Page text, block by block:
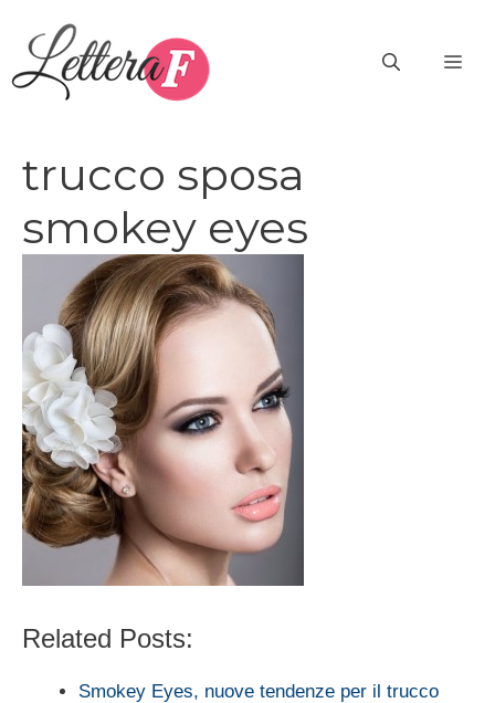
contenuto
trucco sposa
smokey eyes
Related Posts:
Smokey Eyes, nuove tendenze per il trucco